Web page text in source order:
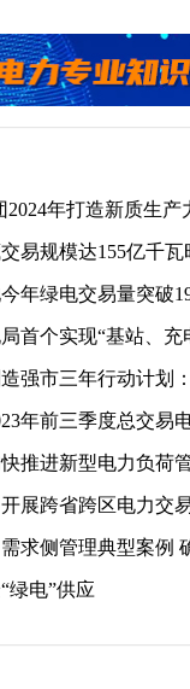
2024年打造新质生产
易规模达155亿千瓦
年绿电交易量突破
首个实现“基站、充
强市三年行动计划
年前三季度总交易
推进新型电力负荷
展跨省跨区电力交
求侧管理典型案例
绿电”供应